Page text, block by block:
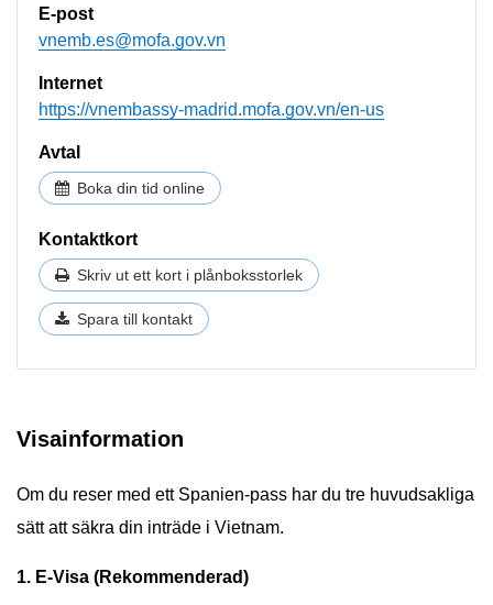
E-post
vnemb.es@mofa.gov.vn
Internet
https://vnembassy-madrid.mofa.gov.vn/en-us
Avtal
Boka din tid online
Kontaktkort
Skriv ut ett kort i plånboksstorlek
Spara till kontakt
Visainformation
Om du reser med ett Spanien-pass har du tre huvudsakliga
sätt att säkra din inträde i Vietnam.
1. E-Visa (Rekommenderad)